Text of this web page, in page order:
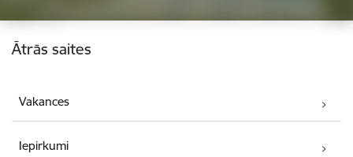
Kājene
Ātrās saites
Vakances
Iepirkumi